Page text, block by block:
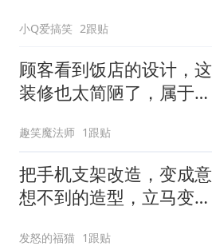
小Q爱搞笑 2跟贴
顾客看到饭店的设计，这
装修也太简陋了，属于简
趣笑魔法师 1跟贴
把手机支架改造，变成意
想不到的造型，立马变成
发怒的福猫 1跟贴